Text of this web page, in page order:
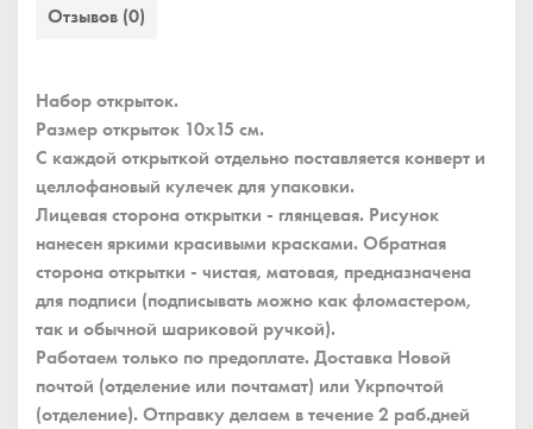
Отзывов (0)
Набор открыток.
Размер открыток 10x15 см.
С каждой открыткой отдельно поставляется конверт и
целлофановый кулечек для упаковки.
Лицевая сторона открытки - глянцевая. Рисунок
нанесен яркими красивыми красками. Обратная
сторона открытки - чистая, матовая, предназначена
для подписи (подписывать можно как фломастером,
так и обычной шариковой ручкой).
Работаем только по предоплате. Доставка Новой
почтой (отделение или почтамат) или Укрпочтой
(отделение). Отправку делаем в течение 2 раб.дней